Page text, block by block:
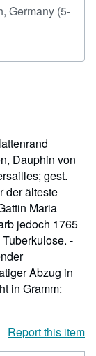
Germany (5-
Dauphin von
gest.
der älteste
Maria
jedoch 1765
-
Abzug in
in Gramm:
Report this item